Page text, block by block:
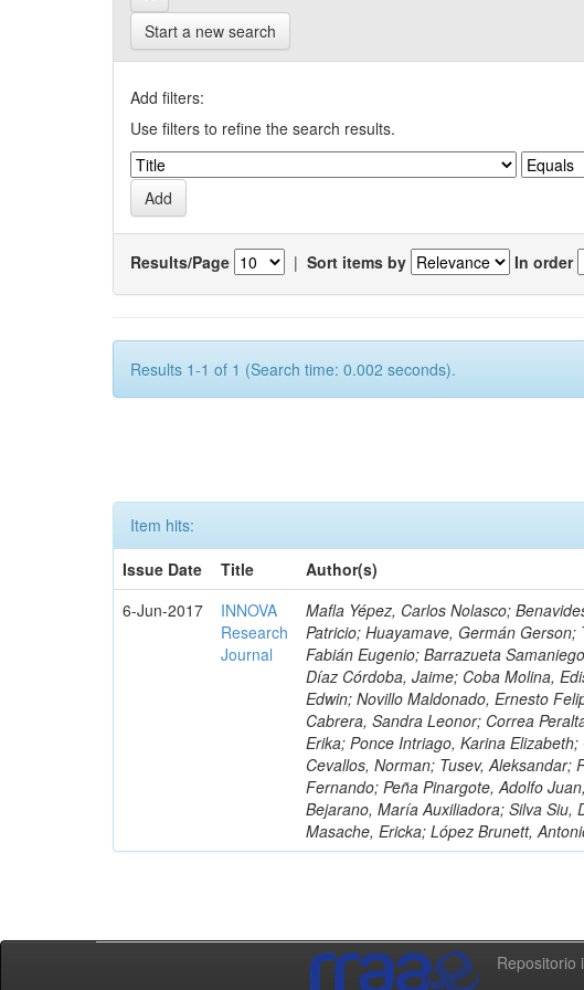
Start a new search
Add filters:
Use filters to refine the search results.
Results/Page | Sort items by In order
Results 1-1 of 1 (Search time: 0.002 seconds).
Item hits:
Issue Date
Title
Author(s)
6-Jun-2017
INNOVA
Research
Journal
Mafla Yépez, Carlos Nolasco;
Patricio; Huayamave, Germán
Fabián Eugenio; Barrazueta
Díaz Córdoba, Jaime; Coba Molina,
Edwin; Novillo Maldonado, Ernesto
Cabrera, Sandra Leonor; Correa
Erika; Ponce Intriago, Karina
Cevallos, Norman; Tusev, Aleksandar;
Fernando; Peña Pinargote, Adolfo
Bejarano, María Auxiliadora; Silva Siu,
Masache, Ericka; López Brunett,
Repositorio